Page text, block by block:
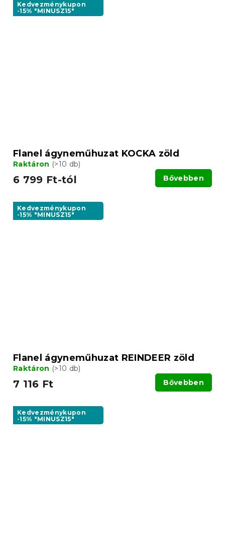
Kedvezménykupon
-15% "MINUSZ15"
Flanel ágyneműhuzat KOCKA zöld
Raktáron (>10 db)
6 799 Ft-tól Bővebben
Kedvezménykupon
-15% "MINUSZ15"
Flanel ágyneműhuzat REINDEER zöld
Raktáron (>10 db)
7 116 Ft Bővebben
Kedvezménykupon
-15% "MINUSZ15"